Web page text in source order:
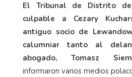
El Tribunal de Distrito
culpable a Cezary
antiguo socio de
calumniar tanto al
abogado, Tomasz
informaron varios medios